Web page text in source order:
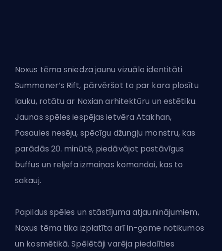
Noxus tēma sniedza jaunu vizuālo identitāti
Summoner’s Rift, pārvēršot to par kara plosītu
lauku, rotātu ar Noxian arhitektūru un estētiku.
Jaunas spēles iespējas ietvēra Atakhan,
Pasaules nesēju, spēcīgu džungļu monstru, kas
parādās 20. minūtē, piedāvājot pastāvīgus
buffus un reljefa izmaiņas komandai, kas to
sakauj.
Papildus spēles un stāstījuma atjauninājumiem,
Noxus tēma tika izplatīta arī in-game notikumos
un kosmētikā. Spēlētāji varēja piedalīties